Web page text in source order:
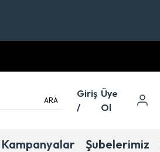
ARA
Giriş
/
Üye
Ol
Kampanyalar Şubelerimiz